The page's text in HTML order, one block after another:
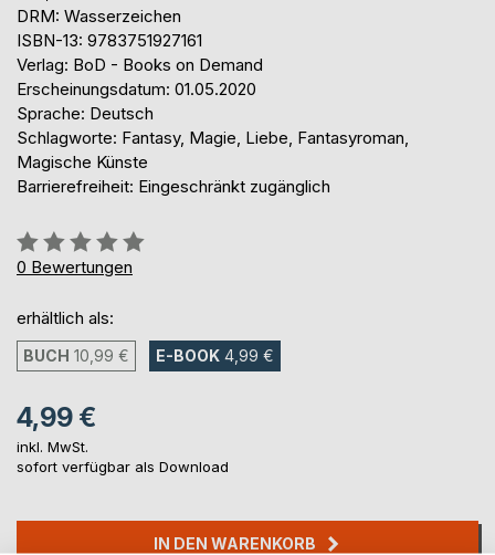
DRM: Wasserzeichen
ISBN-13: 9783751927161
Verlag: BoD - Books on Demand
Erscheinungsdatum: 01.05.2020
Sprache: Deutsch
Schlagworte: Fantasy, Magie, Liebe, Fantasyroman,
Magische Künste
Barrierefreiheit: Eingeschränkt zugänglich
Bewertung::
0%
0 Bewertungen
erhältlich als:
BUCH 10,99 € E-BOOK 4,99 €
4,99 €
inkl. MwSt.
sofort verfügbar als Download
IN DEN WARENKORB